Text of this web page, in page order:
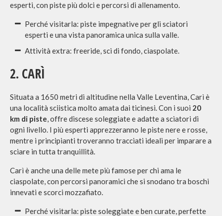
esperti, con piste più dolci e percorsi di allenamento.
Perché visitarla: piste impegnative per gli sciatori
esperti e una vista panoramica unica sulla valle.
Attività extra: freeride, sci di fondo, ciaspolate.
2. CARÌ
Situata a 1650 metri di altitudine nella Valle Leventina, Carì è
una località sciistica molto amata dai ticinesi. Con i suoi 20
km di piste, offre discese soleggiate e adatte a sciatori di
ogni livello. I più esperti apprezzeranno le piste nere e rosse,
mentre i principianti troveranno tracciati ideali per imparare a
sciare in tutta tranquillità.
Carì è anche una delle mete più famose per chi ama le
ciaspolate, con percorsi panoramici che si snodano tra boschi
innevati e scorci mozzafiato.
Perché visitarla: piste soleggiate e ben curate, perfette